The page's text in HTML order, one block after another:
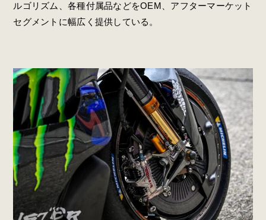
ルゴリズム、各種付属品などをOEM、アフターマーケット
セグメントに幅広く提供している。